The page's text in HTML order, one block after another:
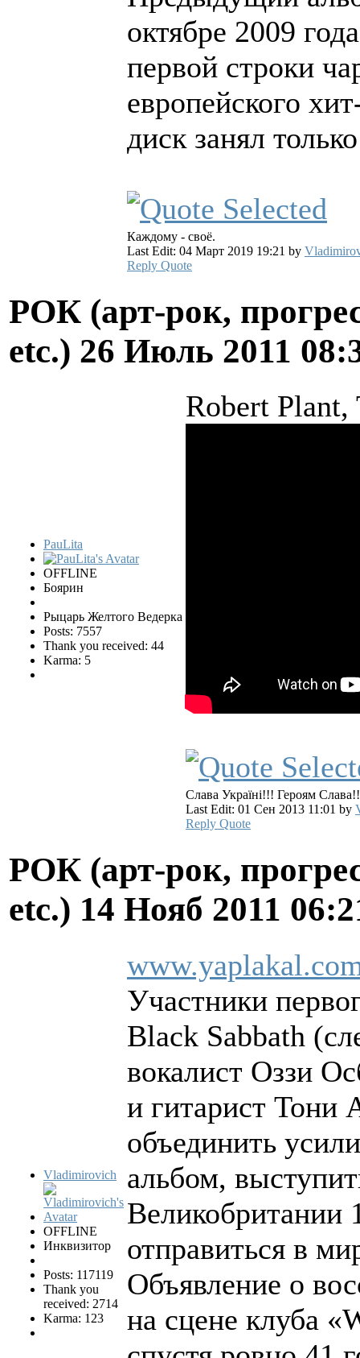
октябре 2009
первой строки
европейского
диск занял
Каждому - своё.
Last Edit: 04 Март 2019 19:21 by
Reply Quote
РОК (арт-рок,
etc.) 26 Июль 2011
PauLita
OFFLINE
Боярин
Рыцарь Желтого Ведерка
Posts: 7557
Thank you received: 44
Karma: 5
Robert
Слава Україні!!! Героям
Last Edit: 01 Сен 2013 11:01 by
Reply Quote
РОК (арт-рок,
etc.) 14 Нояб 2011
Vladimirovich
OFFLINE
Инквизитор
Posts: 117119
Thank you
received: 2714
Karma: 123
Участники
Black Sabbath
вокалист Оззи
и гитарист
объединить
альбом,
Великобритании
отправиться в
Объявление о
на сцене клуба